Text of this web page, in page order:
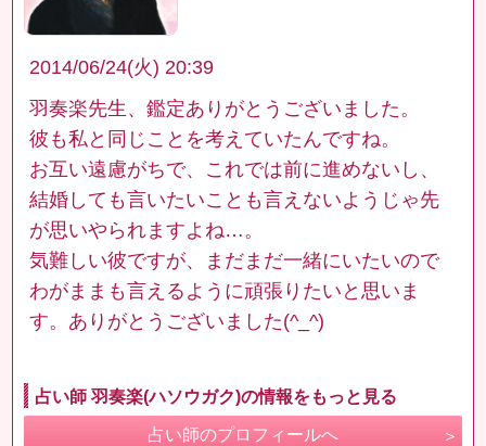
2014/06/24(火) 20:39
羽奏楽先生、鑑定ありがとうございました。
彼も私と同じことを考えていたんですね。
お互い遠慮がちで、これでは前に進めないし、
結婚しても言いたいことも言えないようじゃ先
が思いやられますよね…。
気難しい彼ですが、まだまだ一緒にいたいので
わがままも言えるように頑張りたいと思いま
す。ありがとうございました(^_^)
占い師 羽奏楽(ハソウガク)の情報をもっと見る
占い師のプロフィールへ